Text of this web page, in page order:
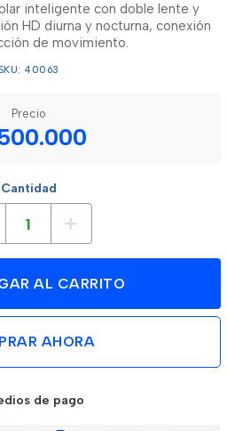
inteligente con doble lente y
HD diurna y nocturna, conexión
de movimiento.
SKU: 40063
Precio
Cantidad
AL CARRITO
AHORA
de pago